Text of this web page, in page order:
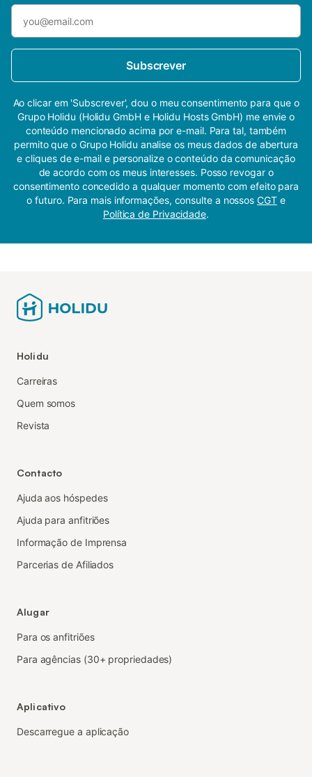
Subscrever
Ao clicar em 'Subscrever', dou o meu consentimento para que o
Grupo Holidu (Holidu GmbH e Holidu Hosts GmbH) me envie o
conteúdo mencionado acima por e-mail. Para tal, também
permito que o Grupo Holidu analise os meus dados de abertura
e cliques de e-mail e personalize o conteúdo da comunicação
de acordo com os meus interesses. Posso revogar o
consentimento concedido a qualquer momento com efeito para
o futuro. Para mais informações, consulte a nossosCGTe
Política de Privacidade.
Holidu
Carreiras
Quem somos
Revista
Contacto
Ajuda aos hóspedes
Ajuda para anfitriões
Informação de Imprensa
Parcerias de Afiliados
Alugar
Para os anfitriões
Para agências (30+ propriedades)
Aplicativo
Descarregue a aplicação